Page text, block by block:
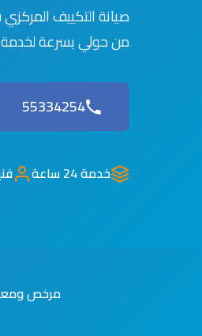
صيانة التكييف
من حولي بسرعة
55334254
خدمة 24 ساعة
مرخص